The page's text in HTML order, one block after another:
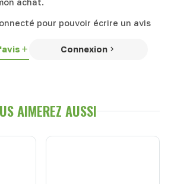
pour pouvoir écrire un avis
Connexion
AIMEREZ AUSSI